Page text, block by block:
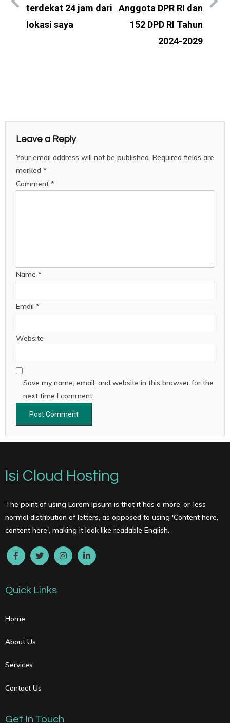
terdekat 24 jam dari
lokasi saya
Anggota DPR RI dan
152 DPD RI Tahun
2024-2029
Leave a Reply
Your email address will not be published. Required fields are
marked *
Comment *
Name *
Email *
Website
Save my name, email, and website in this browser for the
next time I comment.
Isi Cloud Hosting
The point of using Lorem Ipsum is that it has a more-or-less
normal distribution of letters, as opposed to using 'Content here,
content here', making it look like readable English.
Quick Links
Home
About Us
Services
Contact Us
Get In Touch